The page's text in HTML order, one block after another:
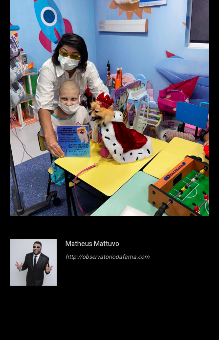
Matheus Mattuvo
http://observatoriodafama.com